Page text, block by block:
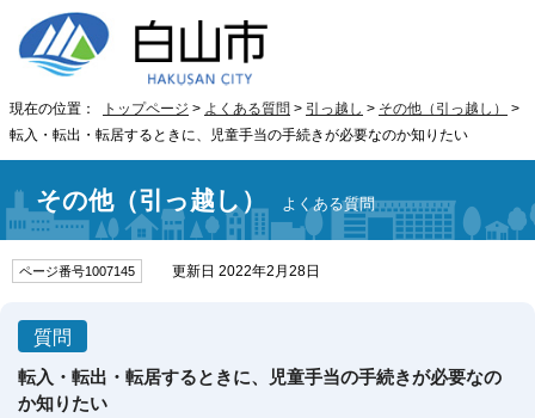
現在の位置： トップページ > よくある質問 > 引っ越し > その他（引っ越し）
>
転入・転出・転居するときに、児童手当の手続きが必要なのか知りたい
その他（引っ越し） よくある質問
ページ番号1007145 更新日 2022年2月28日
質問
転入・転出・転居するときに、児童手当の手続きが必要なの
か知りたい